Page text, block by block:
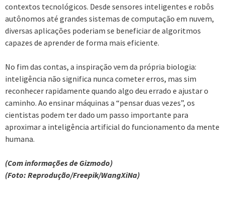
contextos tecnológicos. Desde sensores inteligentes e robôs
autônomos até grandes sistemas de computação em nuvem,
diversas aplicações poderiam se beneficiar de algoritmos
capazes de aprender de forma mais eficiente.
No fim das contas, a inspiração vem da própria biologia:
inteligência não significa nunca cometer erros, mas sim
reconhecer rapidamente quando algo deu errado e ajustar o
caminho. Ao ensinar máquinas a “pensar duas vezes”, os
cientistas podem ter dado um passo importante para
aproximar a inteligência artificial do funcionamento da mente
humana.
(Com informações de Gizmodo)
(Foto: Reprodução/Freepik/WangXiNa)